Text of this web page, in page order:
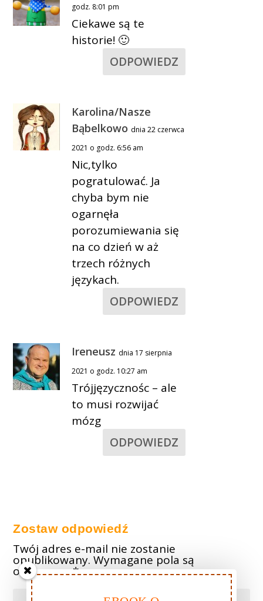
godz. 8:01 pm
Ciekawe są te
historie! 🙂
ODPOWIEDZ
Karolina/Nasze
Bąbelkowo dnia 22 czerwca
2021 o godz. 6:56 am
Nic,tylko
pogratulować. Ja
chyba bym nie
ogarnęła
porozumiewania się
na co dzień w aż
trzech różnych
językach.
ODPOWIEDZ
Ireneusz dnia 17 sierpnia
2021 o godz. 10:27 am
Trójjęzycznośc – ale
to musi rozwijać
mózg
ODPOWIEDZ
Zostaw odpowiedź
Twój adres e-mail nie zostanie
opublikowany. Wymagane pola są
oznaczone*